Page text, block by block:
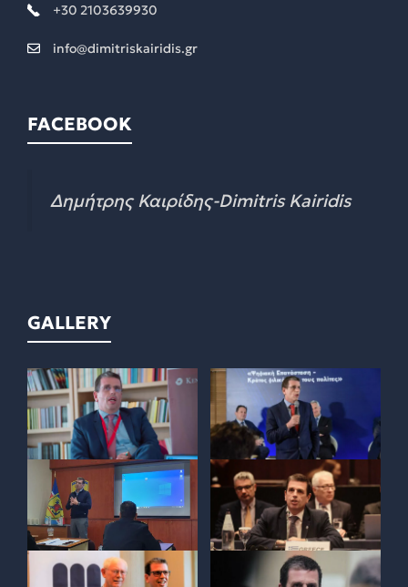
+30 2103639930
info@dimitriskairidis.gr
FACEBOOK
Δημήτρης Καιρίδης-Dimitris Kairidis
GALLERY